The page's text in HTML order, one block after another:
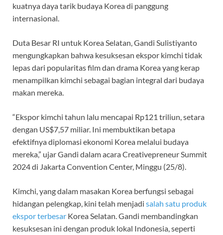
kuatnya daya tarik budaya Korea di panggung
internasional.
Duta Besar RI untuk Korea Selatan, Gandi Sulistiyanto
mengungkapkan bahwa kesuksesan ekspor kimchi tidak
lepas dari popularitas film dan drama Korea yang kerap
menampilkan kimchi sebagai bagian integral dari budaya
makan mereka.
“Ekspor kimchi tahun lalu mencapai Rp121 triliun, setara
dengan US$7,57 miliar. Ini membuktikan betapa
efektifnya diplomasi ekonomi Korea melalui budaya
mereka,” ujar Gandi dalam acara Creativepreneur Summit
2024 di Jakarta Convention Center, Minggu (25/8).
Kimchi, yang dalam masakan Korea berfungsi sebagai
hidangan pelengkap, kini telah menjadi salah satu produk
ekspor terbesar Korea Selatan. Gandi membandingkan
kesuksesan ini dengan produk lokal Indonesia, seperti